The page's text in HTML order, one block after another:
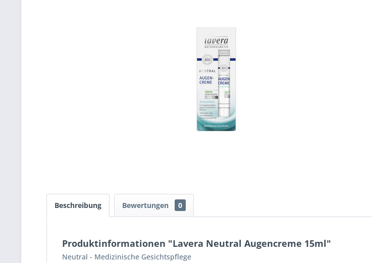
Beschreibung Bewertungen 0
Produktinformationen "Lavera Neutral Augencreme 15ml"
Neutral - Medizinische Gesichtspflege